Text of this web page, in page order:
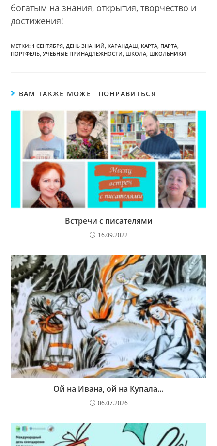
богатым на знания, открытия, творчество и
достижения!
МЕТКИ: 1 СЕНТЯБРЯ ДЕНЬ ЗНАНИЙ КАРАНДАШ КАРТА ПАРТА
ПОРТФЕЛЬ УЧЕБНЫЕ ПРИНАДЛЕЖНОСТИ ШКОЛА ШКОЛЬНИКИ
ВАМ ТАКЖЕ МОЖЕТ ПОНРАВИТЬСЯ
Встречи с писателями
16.09.2022
Ой на Ивана, ой на Купала…
06.07.2026